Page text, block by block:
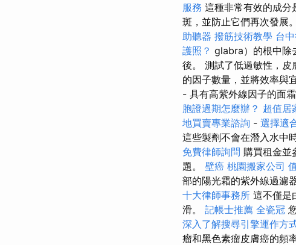
服務 這種非常有效的成分
斑，並防止它們再次發展。
助聽器 撥筋技術教學 台
護照？ glabra）的根中除
後。 測試了低過敏性，
的因子數量，並將效率與
- 具有高紫外線因子的面
胞證過期怎麼辦？ 超值居
地買賣專業諮詢 - 選擇適
這些製劑不會在潛入水中
免費律師詢問 購買租金並
題。 壁癌 桃園搬家公司
部的陽光霜的紫外線過濾
十大律師事務所 這不僅是
滑。 記帳士推薦 全瓷冠
深入了解搜尋引擎運作方
瘤和黑色素瘤皮膚癌的頻